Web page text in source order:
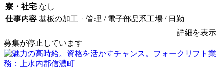
寮・社宅 なし
仕事内容 基板の加工・管理 / 電子部品系工場 / 日勤
詳細を表示
募集が停止しています